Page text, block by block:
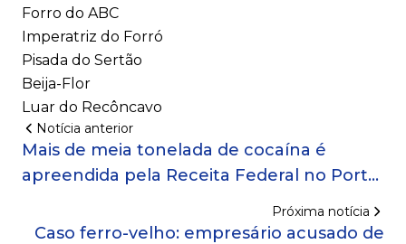
Forro do ABC
Imperatriz do Forró
Pisada do Sertão
Beija-Flor
Luar do Recôncavo
Notícia anterior
Mais de meia tonelada de cocaína é
apreendida pela Receita Federal no Porto
Próxima notícia
Caso ferro-velho: empresário acusado de